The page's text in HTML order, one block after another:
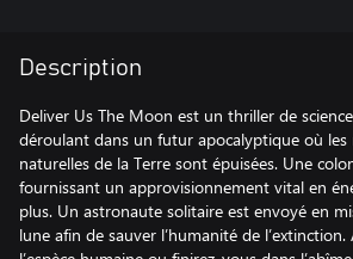
Description
Deliver Us The Moon est un thriller de
déroulant dans un futur apocalyptique où les
naturelles de la Terre sont épuisées. Une
fournissant un approvisionnement vital en
plus. Un astronaute solitaire est envoyé en
lune afin de sauver l’humanité de